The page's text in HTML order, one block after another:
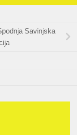
Savinjska